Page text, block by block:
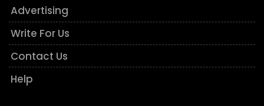
Advertising
Write For Us
Contact Us
Help